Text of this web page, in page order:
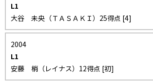
L1
大谷 未央（ＴＡＳＡＫＩ）25得点 [4]
2004
L1
安藤 梢（レイナス）12得点 [初]